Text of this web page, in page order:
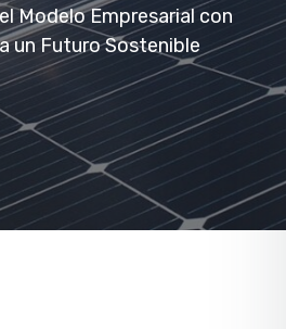
Modelo Empresarial con
un Futuro Sostenible